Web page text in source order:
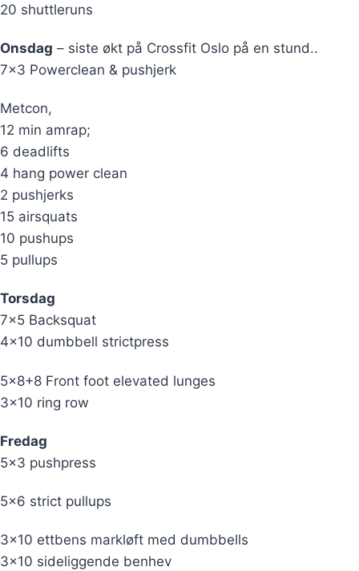
20 shuttleruns
Onsdag – siste økt på Crossfit Oslo på en stund..
7×3 Powerclean & pushjerk
Metcon,
12 min amrap;
6 deadlifts
4 hang power clean
2 pushjerks
15 airsquats
10 pushups
5 pullups
Torsdag
7×5 Backsquat
4×10 dumbbell strictpress
5×8+8 Front foot elevated lunges
3×10 ring row
Fredag
5×3 pushpress
5×6 strict pullups
3×10 ettbens markløft med dumbbells
3×10 sideliggende benhev